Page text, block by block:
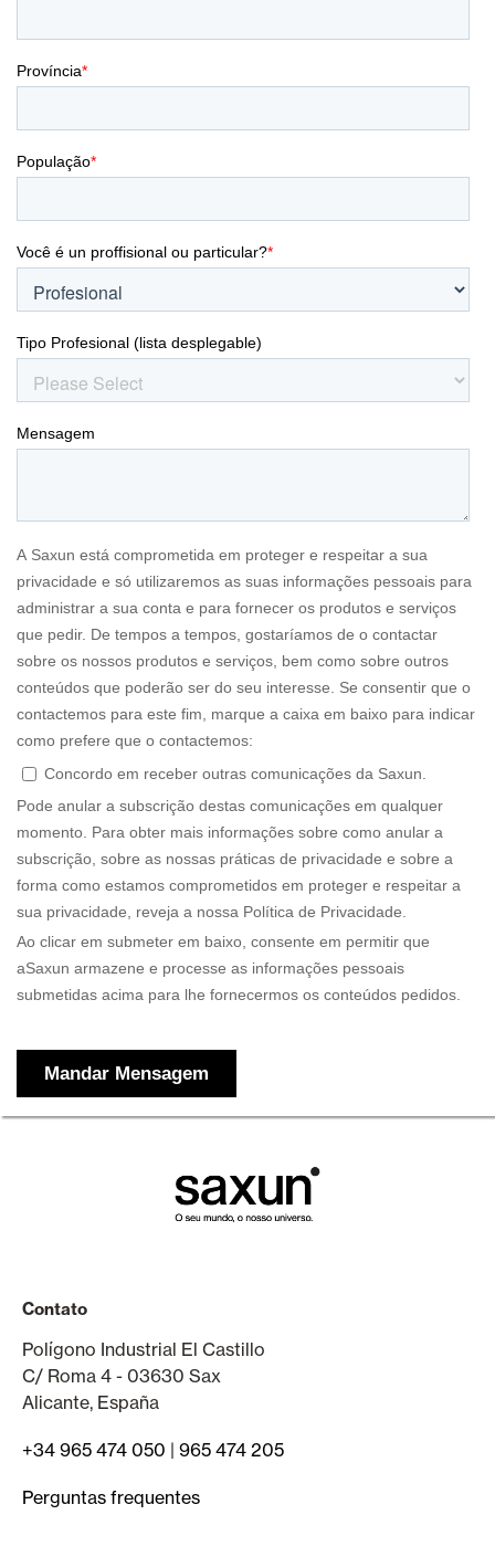
Contato
Polígono Industrial El Castillo
C/ Roma 4 - 03630 Sax
Alicante, España
+34 965 474 050 | 965 474 205
Perguntas frequentes